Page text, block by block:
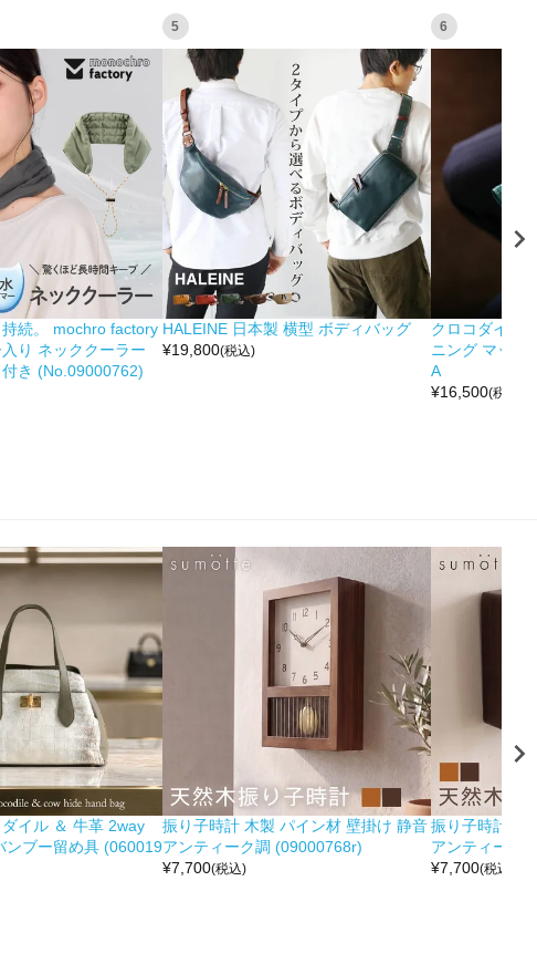
続。 mochro factory
り ネッククーラー
き (No.09000762)
5
HALEINE 日本製 横型 ボディバッグ
¥19,800(税込)
6
クロコダイル
ニング マット
A
¥16,500(税込)
イル ＆ 牛革 2way
ンブー留め具 (060019
振り子時計 木製 パイン材 壁掛け 静音
アンティーク調 (09000768r)
¥7,700(税込)
振り子時計 木
アンティーク
¥7,700(税込)